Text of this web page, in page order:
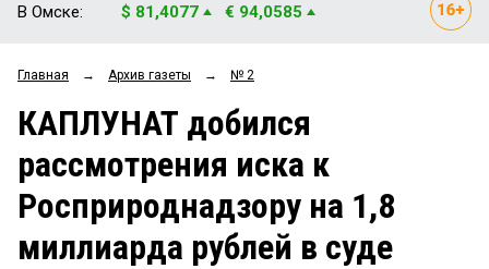
ОБЩЕСТВО
ЗАКОН
НОВОСТИ КОМПАНИЙ
Рейтинги
Блоги
Архив
В Омске: $ 81,4077 € 94,0585
Главная → Архив газеты → № 2
КАПЛУНАТ добился
рассмотрения иска к
Росприроднадзору на 1,8
миллиарда рублей в суде